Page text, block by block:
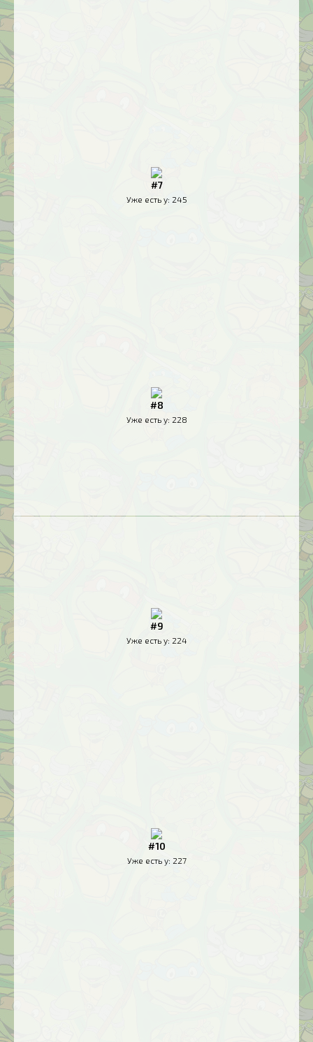
#7
Уже есть у: 245
#8
Уже есть у: 228
#9
Уже есть у: 224
#10
Уже есть у: 227